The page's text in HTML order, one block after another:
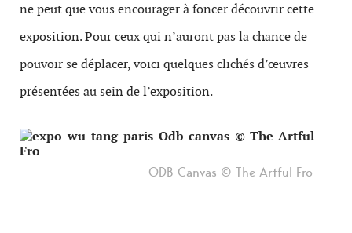
ne peut que vous encourager à foncer découvrir cette
exposition. Pour ceux qui n’auront pas la chance de
pouvoir se déplacer, voici quelques clichés d’œuvres
présentées au sein de l’exposition.
ODB Canvas © The Artful Fro